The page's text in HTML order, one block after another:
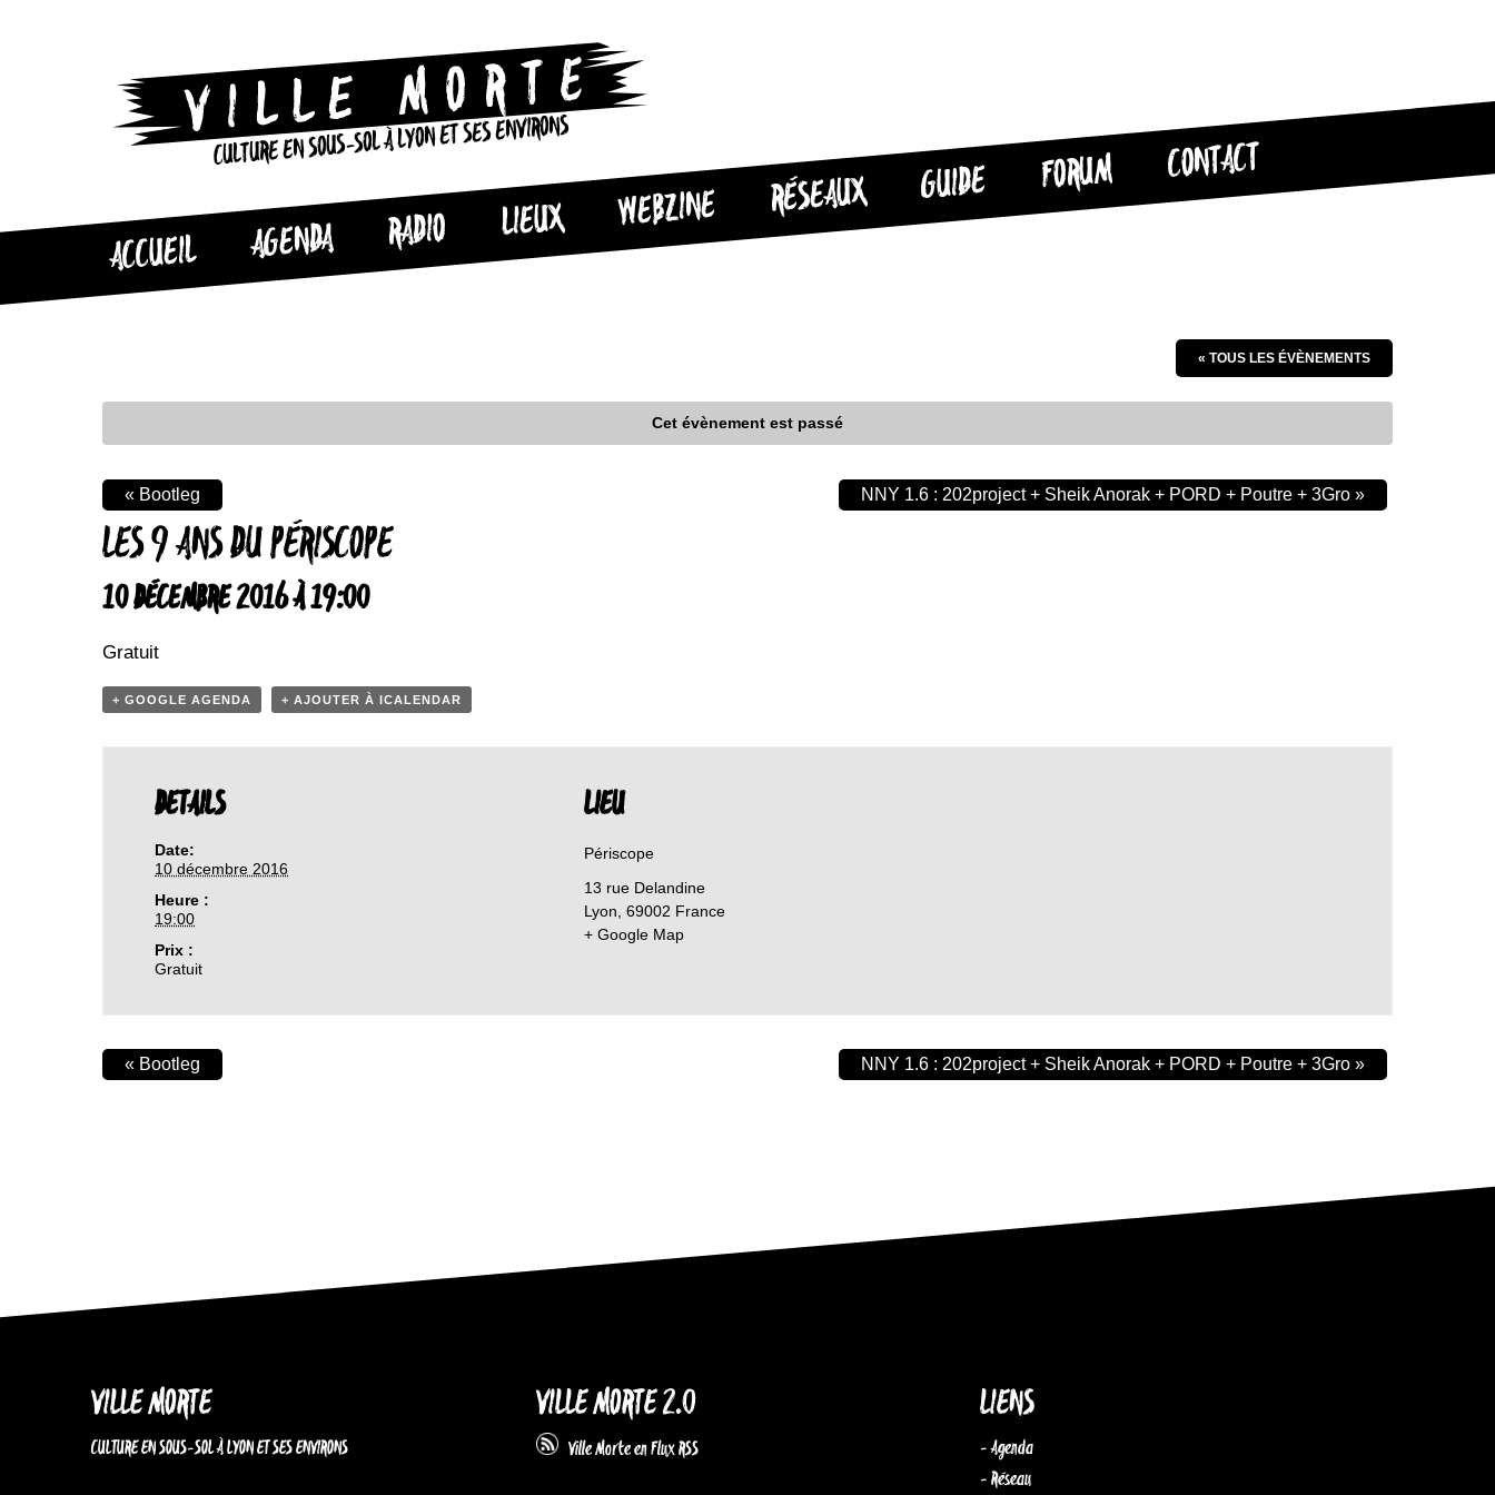
CULTURE EN SOUS-SOL À LYON ET SES ENVIRONS
ACCUEIL AGENDA RADIO LIEUX WEBZINE RÉSEAUX GUIDE FORUM CONTACT
« TOUS LES ÉVÈNEMENTS
Cet évènement est passé
LES 9 ANS DU PÉRISCOPE
10 DÉCEMBRE 2016 À 19:00
Gratuit
« Bootleg NNY 1.6 : 202project + Sheik Anorak + PORD + Poutre + 3Gro »
+ GOOGLE AGENDA + AJOUTER À ICALENDAR
DETAILS
Date:
10 décembre 2016
Heure :
19:00
Prix :
Gratuit
LIEU
Périscope
13 rue Delandine
Lyon 69002 France
+ Google Map
« Bootleg NNY 1.6 : 202project + Sheik Anorak + PORD + Poutre + 3Gro »
VILLE MORTE
CULTURE EN SOUS-SOL À LYON ET SES ENVIRONS
VILLE MORTE 2.0
Ville Morte en Flux RSS
LIENS
- Agenda
- Réseau